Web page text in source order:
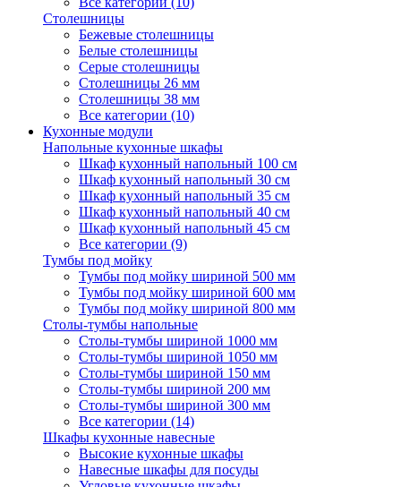
Столешницы
Бежевые столешницы
Белые столешницы
Серые столешницы
Столешницы 26 мм
Столешницы 38 мм
Все категории (10)
Кухонные модули
Напольные кухонные шкафы
Шкаф кухонный напольный 100 см
Шкаф кухонный напольный 30 см
Шкаф кухонный напольный 35 см
Шкаф кухонный напольный 40 см
Шкаф кухонный напольный 45 см
Все категории (9)
Тумбы под мойку
Тумбы под мойку шириной 500 мм
Тумбы под мойку шириной 600 мм
Тумбы под мойку шириной 800 мм
Столы-тумбы напольные
Столы-тумбы шириной 1000 мм
Столы-тумбы шириной 1050 мм
Столы-тумбы шириной 150 мм
Столы-тумбы шириной 200 мм
Столы-тумбы шириной 300 мм
Все категории (14)
Шкафы кухонные навесные
Высокие кухонные шкафы
Навесные шкафы для посуды